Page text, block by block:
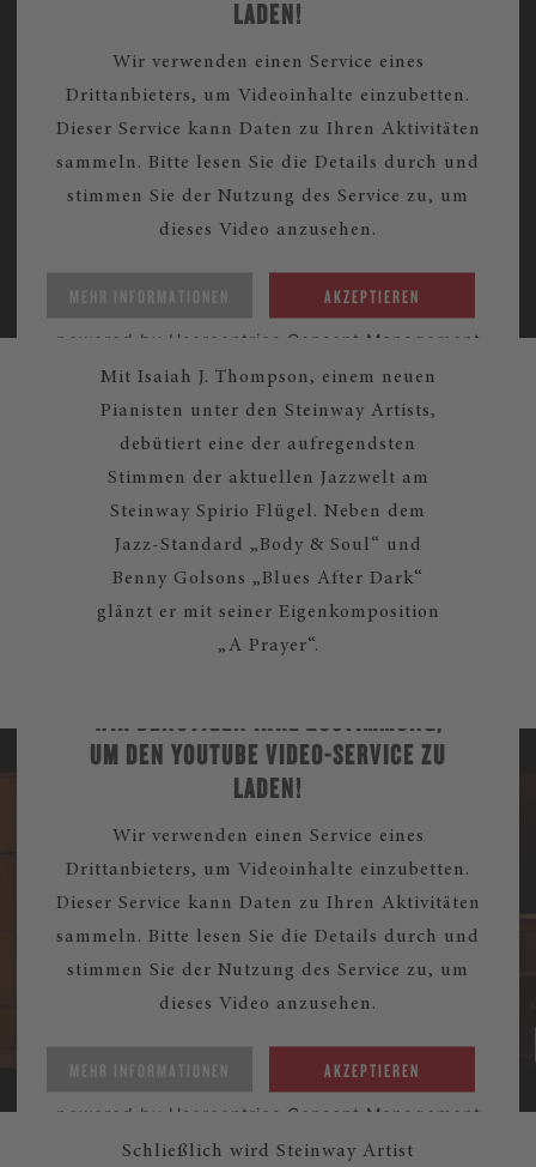
LADEN!
Wir verwenden einen Service eines
Drittanbieters, um Videoinhalte einzubetten.
Dieser Service kann Daten zu Ihren Aktivitäten
sammeln. Bitte lesen Sie die Details durch und
stimmen Sie der Nutzung des Service zu, um
dieses Video anzusehen.
MEHR INFORMATIONEN AKZEPTIEREN
powered by Usercentrics Consent Management
Platform
Mit Isaiah J. Thompson, einem neuen
Pianisten unter den Steinway Artists,
debütiert eine der aufregendsten
Stimmen der aktuellen Jazzwelt am
Steinway Spirio Flügel. Neben dem
Jazz-Standard „Body & Soul“ und
Benny Golsons „Blues After Dark“
glänzt er mit seiner Eigenkomposition
„A Prayer“.
WIR BENÖTIGEN IHRE ZUSTIMMUNG,
UM DEN YOUTUBE VIDEO-SERVICE ZU
LADEN!
Wir verwenden einen Service eines
Drittanbieters, um Videoinhalte einzubetten.
Dieser Service kann Daten zu Ihren Aktivitäten
sammeln. Bitte lesen Sie die Details durch und
stimmen Sie der Nutzung des Service zu, um
dieses Video anzusehen.
MEHR INFORMATIONEN AKZEPTIEREN
powered by Usercentrics Consent Management
Platform
Schließlich wird Steinway Artist